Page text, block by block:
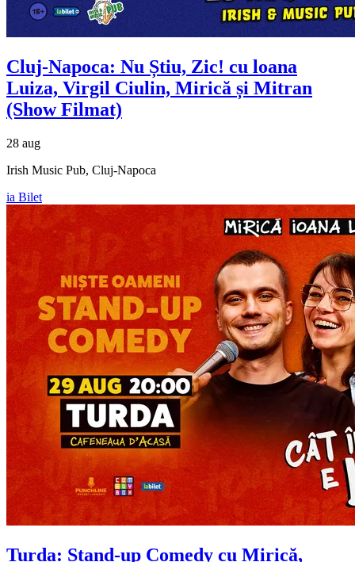
Cluj-Napoca: Nu Știu, Zic! cu loana
Luiza, Virgil Ciulin, Mirică și Mitran
(Show Filmat)
28 aug
Irish Music Pub, Cluj-Napoca
ia Bilet
Turda: Stand-up Comedy cu Mirică,